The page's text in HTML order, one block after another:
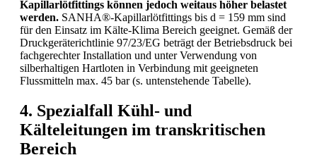
Kapillarlötfittings können jedoch weitaus höher belastet
werden. SANHA®-Kapillarlötfittings bis d = 159 mm sind
für den Einsatz im Kälte-Klima Bereich geeignet. Gemäß der
Druckgeräterichtlinie 97/23/EG beträgt der Betriebsdruck bei
fachgerechter Installation und unter Verwendung von
silberhaltigen Hartloten in Verbindung mit geeigneten
Flussmitteln max. 45 bar (s. untenstehende Tabelle).
4. Spezialfall Kühl- und
Kälteleitungen im transkritischen
Bereich